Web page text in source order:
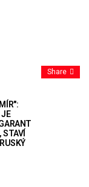
Share
JE